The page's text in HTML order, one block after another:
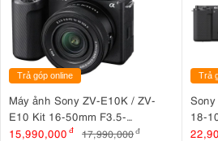
vờivà khả năng hoạt động linh hoạt
ảnh
khác nhau.
Trả góp online
Máy ảnh Sony ZV-E10K / ZV-
E10 Kit 16-50mm F3.5-
5.6 OSS II
15,990,000 đ 17,990,000đ
Trả
18-